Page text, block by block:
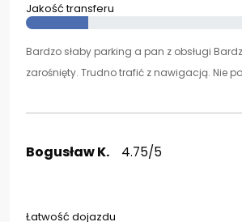
Jakość transferu
Bardzo słaby parking a pan z obsługi
zarośnięty. Trudno trafić z nawigacją. Nie
Bogusław K. 4.75/5
Łatwość dojazdu